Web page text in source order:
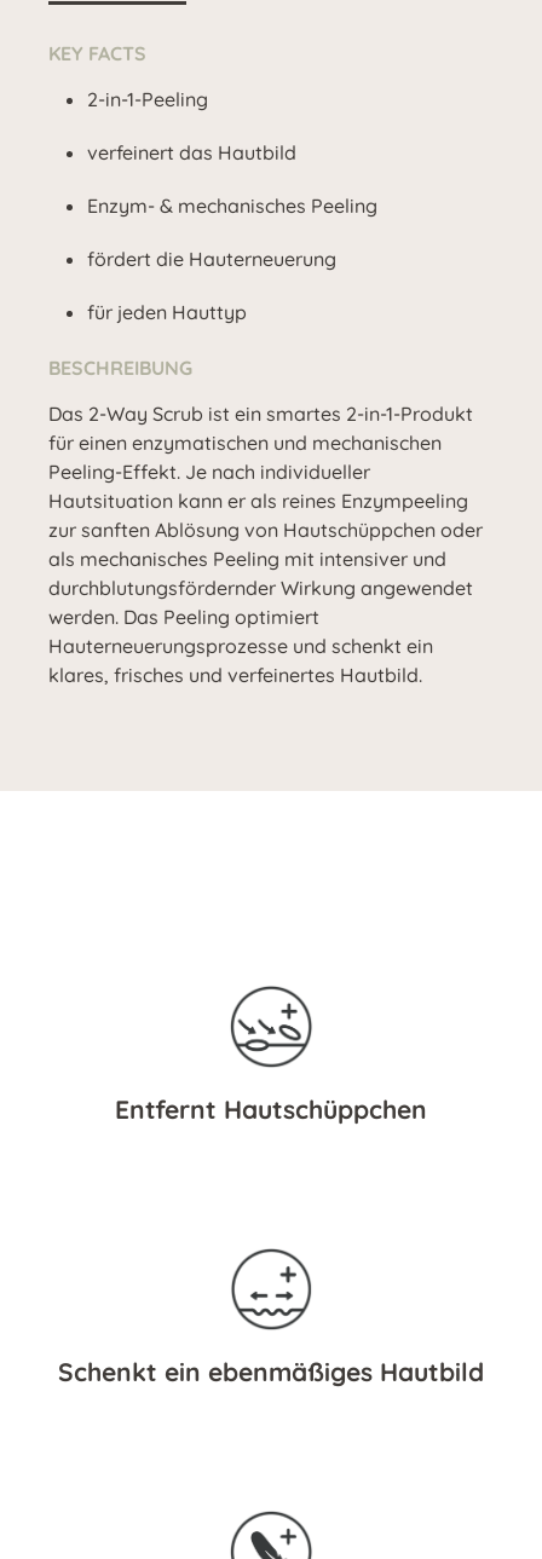
KEY FACTS
2-in-1-Peeling
verfeinert das Hautbild
Enzym- & mechanisches Peeling
fördert die Hauterneuerung
für jeden Hauttyp
BESCHREIBUNG
Das 2-Way Scrub ist ein smartes 2-in-1-Produkt
für einen enzymatischen und mechanischen
Peeling-Effekt. Je nach individueller
Hautsituation kann er als reines Enzympeeling
zur sanften Ablösung von Hautschüppchen oder
als mechanisches Peeling mit intensiver und
durchblutungsfördernder Wirkung angewendet
werden. Das Peeling optimiert
Hauterneuerungsprozesse und schenkt ein
klares, frisches und verfeinertes Hautbild.
Entfernt Hautschüppchen
Schenkt ein ebenmäßiges Hautbild